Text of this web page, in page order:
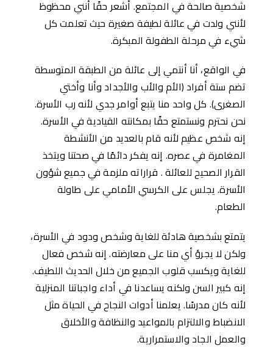
شخصية صالحة في المجتمع. أشعر حقًا أنني محظوظ
لأنني ولدت في عائلة لطيفة صغيرة حيث تعلمت كل
شيء في مرحلة الطفولة المبكرة.
في الواقع، أنا أنتمي إلى عائلة من الطبقة المتوسطة
تضم ستة أفراد (الأم والأب والأجداد وأنا وأختي
الصغرى). كل واحد منا يتبع أوامر جدي لأنه رب الأسرة.
نحن نحترم ونستمتع حقًا بمكانته القيادية في الأسرة.
إنه شخص عظيم لأنه قام بالعديد من الأنشطة
المغامرة في عصره. إنه يفكر دائمًا في صحتنا ويتخذ
القرار الصحيح للعائلة . قراراته ملزمة في جميع شؤون
الأسرة. يجلس على الكرسي الأمامي على طاولة
الطعام.
يتمتع بشخصية هادئة للغاية وشخص ودود في الأسرة،
ولكن لا يجرؤ أي منا على معارضته. إنه شخص فعال
للغاية ويكسب قلوب الجميع من خلال الحديث اللطيف.
إنه كبير السن ولكنه يساعدنا في أداء واجباتنا المنزلية
لأنه كان مدرسًا. يعلمنا أدوات النجاح في الحياة مثل
الانضباط والالتزام بالمواعيد والنظافة والأخلاق
والعمل الجاد والاستمرارية.